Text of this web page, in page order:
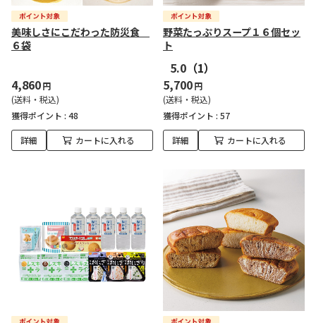
美味しさにこだわった防災食
６袋
4,860円
(送料・税込)
獲得ポイント : 48
詳細 カートに入れる
野菜たっぷりスープ１６個セッ
ト
5.0 （1）
5,700円
(送料・税込)
獲得ポイント : 57
詳細 カートに入れる